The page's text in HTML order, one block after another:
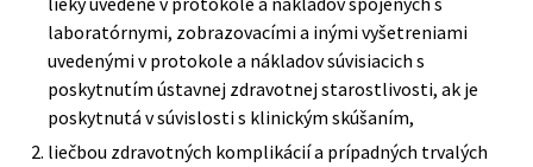
laboratórnymi, zobrazovacími a inými vyšetreniami
uvedenými v protokole a nákladov súvisiacich s
poskytnutím ústavnej zdravotnej starostlivosti, ak je
poskytnutá v súvislosti s klinickým skúšaním,
liečbou zdravotných komplikácií a prípadných trvalých